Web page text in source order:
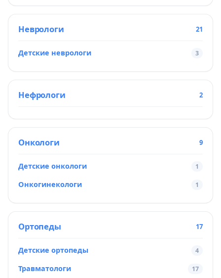
Неврологи 21
Детские неврологи 3
Нефрологи 2
Онкологи 9
Детские онкологи 1
Онкогинекологи 1
Ортопеды 17
Детские ортопеды 4
Травматологи 17